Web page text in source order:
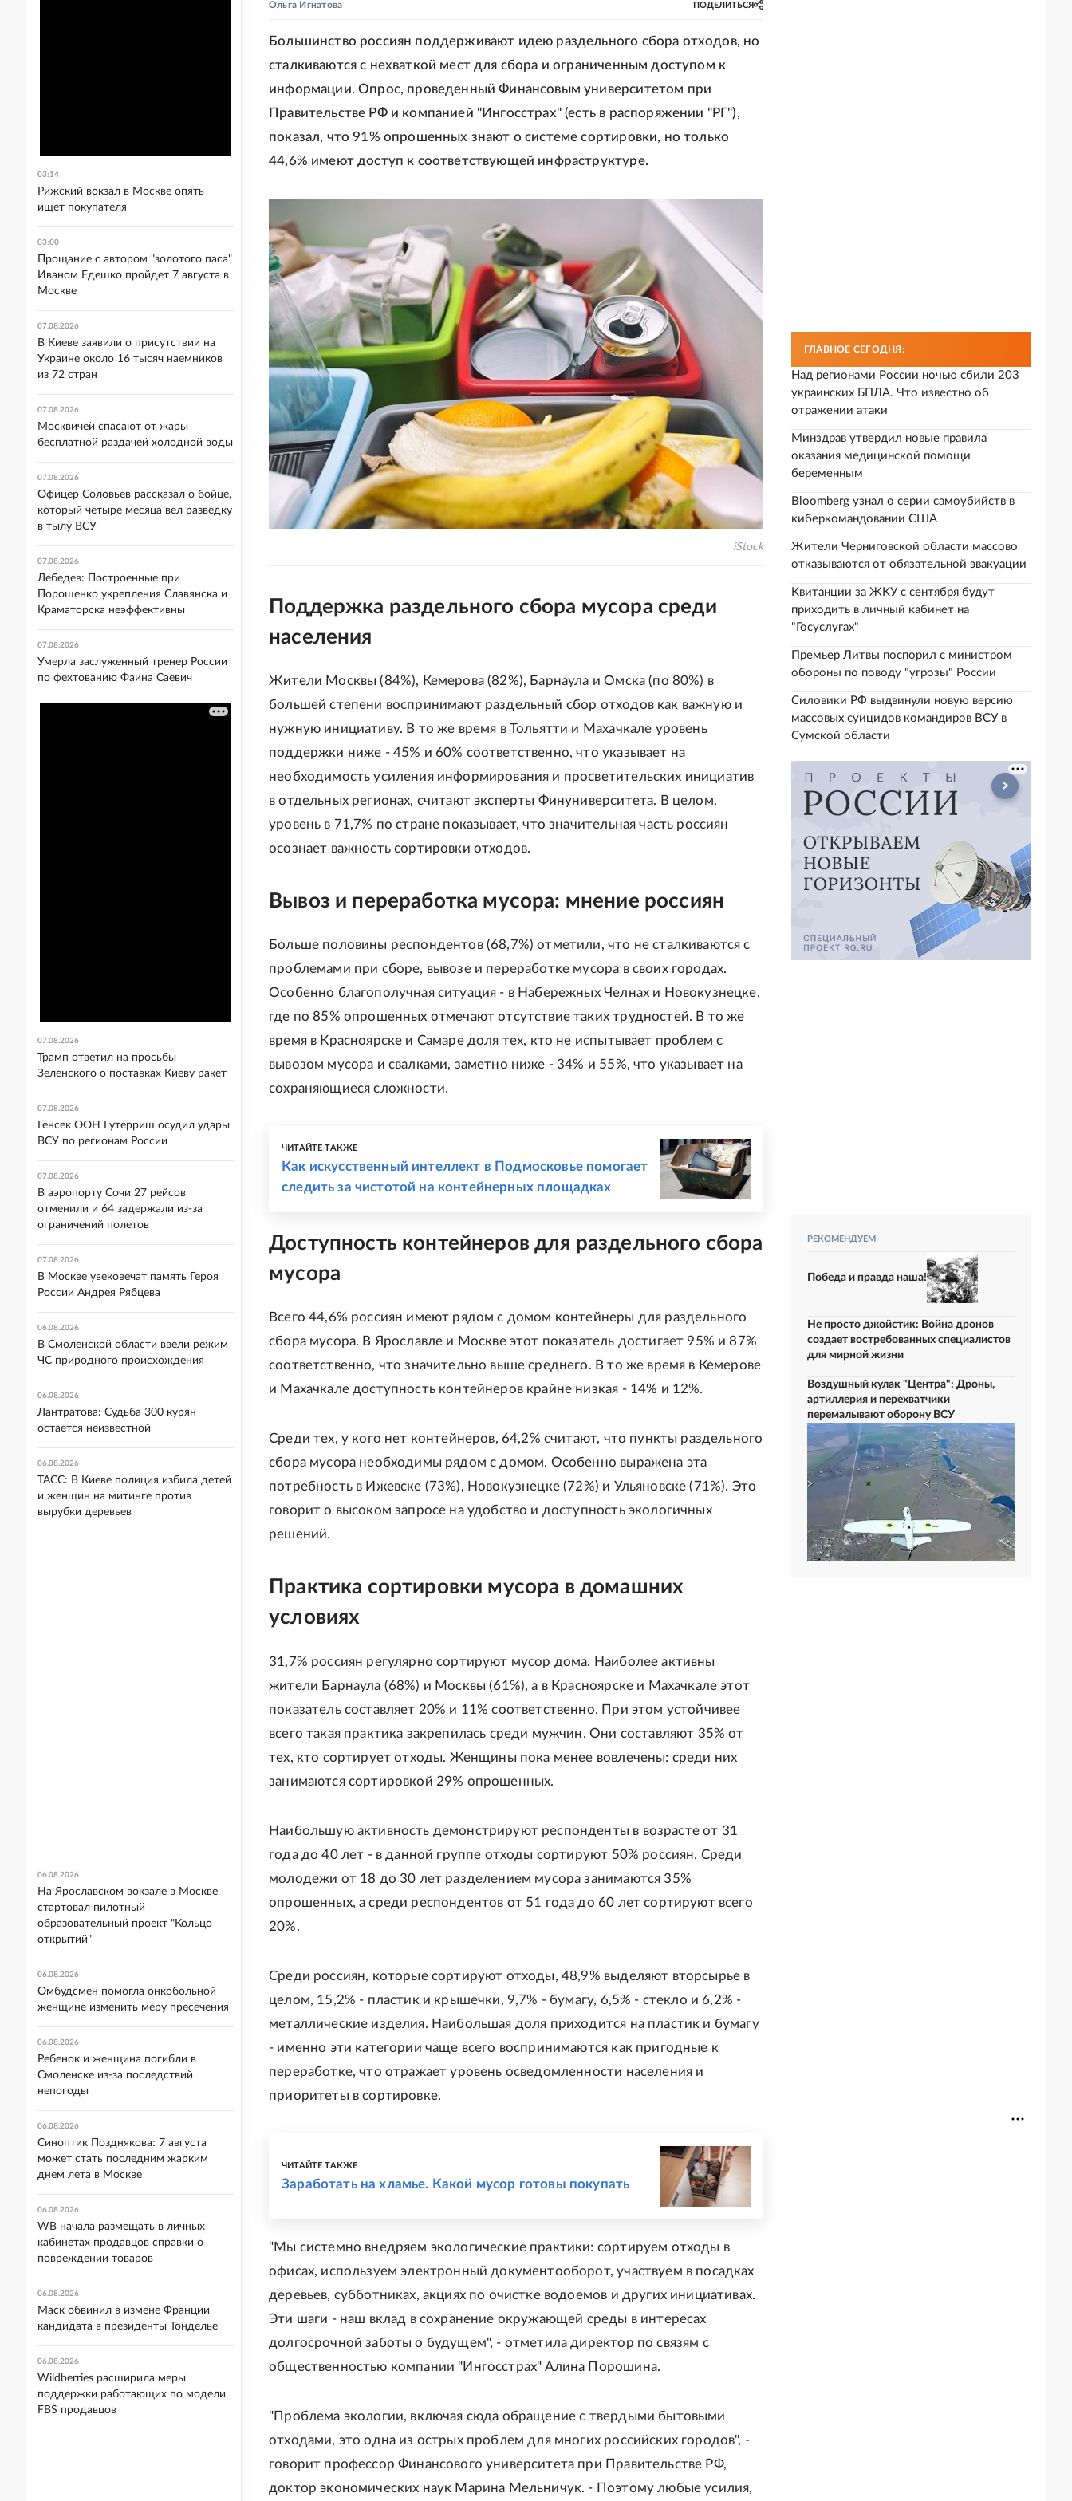
Ольга Игнатова ПОДЕЛИТЬСЯ
Большинство россиян поддерживают идею раздельного сбора отходов, но
сталкиваются с нехваткой мест для сбора и ограниченным доступом к
информации. Опрос, проведенный Финансовым университетом при
Правительстве РФ и компанией "Ингосстрах" (есть в распоряжении "РГ"),
показал, что 91% опрошенных знают о системе сортировки, но только
44,6% имеют доступ к соответствующей инфраструктуре.
iStock
Поддержка раздельного сбора мусора среди
населения
Жители Москвы (84%), Кемерова (82%), Барнаула и Омска (по 80%) в
большей степени воспринимают раздельный сбор отходов как важную и
нужную инициативу. В то же время в Тольятти и Махачкале уровень
поддержки ниже - 45% и 60% соответственно, что указывает на
необходимость усиления информирования и просветительских инициатив
в отдельных регионах, считают эксперты Финуниверситета. В целом,
уровень в 71,7% по стране показывает, что значительная часть россиян
осознает важность сортировки отходов.
Вывоз и переработка мусора: мнение россиян
Больше половины респондентов (68,7%) отметили, что не сталкиваются с
проблемами при сборе, вывозе и переработке мусора в своих городах.
Особенно благополучная ситуация - в Набережных Челнах и Новокузнецке,
где по 85% опрошенных отмечают отсутствие таких трудностей. В то же
время в Красноярске и Самаре доля тех, кто не испытывает проблем с
вывозом мусора и свалками, заметно ниже - 34% и 55%, что указывает на
сохраняющиеся сложности.
ЧИТАЙТЕ ТАКЖЕ
Как искусственный интеллект в Подмосковье помогает
следить за чистотой на контейнерных площадках
Доступность контейнеров для раздельного сбора
мусора
Всего 44,6% россиян имеют рядом с домом контейнеры для раздельного
сбора мусора. В Ярославле и Москве этот показатель достигает 95% и 87%
соответственно, что значительно выше среднего. В то же время в Кемерове
и Махачкале доступность контейнеров крайне низкая - 14% и 12%.
Среди тех, у кого нет контейнеров, 64,2% считают, что пункты раздельного
сбора мусора необходимы рядом с домом. Особенно выражена эта
потребность в Ижевске (73%), Новокузнецке (72%) и Ульяновске (71%). Это
говорит о высоком запросе на удобство и доступность экологичных
решений.
Практика сортировки мусора в домашних
условиях
31,7% россиян регулярно сортируют мусор дома. Наиболее активны
жители Барнаула (68%) и Москвы (61%), а в Красноярске и Махачкале этот
показатель составляет 20% и 11% соответственно. При этом устойчивее
всего такая практика закрепилась среди мужчин. Они составляют 35% от
тех, кто сортирует отходы. Женщины пока менее вовлечены: среди них
занимаются сортировкой 29% опрошенных.
Наибольшую активность демонстрируют респонденты в возрасте от 31
года до 40 лет - в данной группе отходы сортируют 50% россиян. Среди
молодежи от 18 до 30 лет разделением мусора занимаются 35%
опрошенных, а среди респондентов от 51 года до 60 лет сортируют всего
20%.
Среди россиян, которые сортируют отходы, 48,9% выделяют вторсырье в
целом, 15,2% - пластик и крышечки, 9,7% - бумагу, 6,5% - стекло и 6,2% -
металлические изделия. Наибольшая доля приходится на пластик и бумагу
- именно эти категории чаще всего воспринимаются как пригодные к
переработке, что отражает уровень осведомленности населения и
приоритеты в сортировке.
ЧИТАЙТЕ ТАКЖЕ
Заработать на хламье. Какой мусор готовы покупать
"Мы системно внедряем экологические практики: сортируем отходы в
офисах, используем электронный документооборот, участвуем в посадках
деревьев, субботниках, акциях по очистке водоемов и других инициативах.
Эти шаги - наш вклад в сохранение окружающей среды в интересах
долгосрочной заботы о будущем", - отметила директор по связям с
общественностью компании "Ингосстрах" Алина Порошина.
"Проблема экологии, включая сюда обращение с твердыми бытовыми
отходами, это одна из острых проблем для многих российских городов", -
говорит профессор Финансового университета при Правительстве РФ,
доктор экономических наук Марина Мельничук. - Поэтому любые усилия,
ГЛАВНОЕ СЕГОДНЯ:
Над регионами России ночью сбили 203
украинских БПЛА. Что известно об
отражении атаки
Минздрав утвердил новые правила
оказания медицинской помощи
беременным
Bloomberg узнал о серии самоубийств в
киберкомандовании США
Жители Черниговской области массово
отказываются от обязательной эвакуации
Квитанции за ЖКУ с сентября будут
приходить в личный кабинет на
"Госуслугах"
Премьер Литвы поспорил с министром
обороны по поводу "угрозы" России
Силовики РФ выдвинули новую версию
массовых суицидов командиров ВСУ в
Сумской области
РЕКОМЕНДУЕМ
Победа и правда наша!
Не просто джойстик: Война дронов
создает востребованных специалистов
для мирной жизни
Воздушный кулак "Центра": Дроны,
артиллерия и перехватчики
перемалывают оборону ВСУ
03:14
Рижский вокзал в Москве опять
ищет покупателя
03:00
Прощание с автором "золотого паса"
Иваном Едешко пройдет 7 августа в
Москве
07.08.2026
В Киеве заявили о присутствии на
Украине около 16 тысяч наемников
из 72 стран
07.08.2026
Москвичей спасают от жары
бесплатной раздачей холодной воды
07.08.2026
Офицер Соловьев рассказал о бойце,
который четыре месяца вел разведку
в тылу ВСУ
07.08.2026
Лебедев: Построенные при
Порошенко укрепления Славянска и
Краматорска неэффективны
07.08.2026
Умерла заслуженный тренер России
по фехтованию Фаина Саевич
07.08.2026
Трамп ответил на просьбы
Зеленского о поставках Киеву ракет
07.08.2026
Генсек ООН Гутерриш осудил удары
ВСУ по регионам России
07.08.2026
В аэропорту Сочи 27 рейсов
отменили и 64 задержали из-за
ограничений полетов
07.08.2026
В Москве увековечат память Героя
России Андрея Рябцева
06.08.2026
В Смоленской области ввели режим
ЧС природного происхождения
06.08.2026
Лантратова: Судьба 300 курян
остается неизвестной
06.08.2026
ТАСС: В Киеве полиция избила детей
и женщин на митинге против
вырубки деревьев
06.08.2026
На Ярославском вокзале в Москве
стартовал пилотный
образовательный проект "Кольцо
открытий"
06.08.2026
Омбудсмен помогла онкобольной
женщине изменить меру пресечения
06.08.2026
Ребенок и женщина погибли в
Смоленске из-за последствий
непогоды
06.08.2026
Синоптик Позднякова: 7 августа
может стать последним жарким
днем лета в Москве
06.08.2026
WB начала размещать в личных
кабинетах продавцов справки о
повреждении товаров
06.08.2026
Маск обвинил в измене Франции
кандидата в президенты Тонделье
06.08.2026
Wildberries расширила меры
поддержки работающих по модели
FBS продавцов